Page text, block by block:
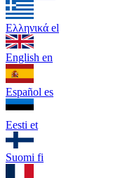
Ελληνικά el
English en
Español es
Eesti et
Suomi fi